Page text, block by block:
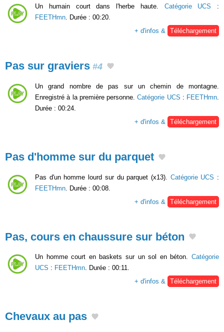
Un humain court dans l'herbe haute. Catégorie UCS :
FEETHmn. Durée : 00:20.
+ d'infos & Téléchargement
Pas sur graviers #4
Un grand nombre de pas sur un chemin de montagne.
Enregistré à la première personne.Catégorie UCS : FEETHmn
Durée : 00:24.
+ d'infos &
Téléchargement
Pas d'homme sur du parquet
Pas d'un homme lourd sur du parquet (x13). Catégorie UCS :
FEETHmn . Durée : 00:08.
+ d'infos &
Téléchargement
Pas, cours en chaussure sur béton
Un homme court en baskets sur un sol en béton. Catégorie
UCS : FEETHmn. Durée : 00:11.
+ d'infos & Téléchargement
Chevaux au pas